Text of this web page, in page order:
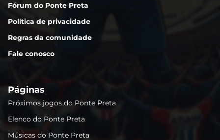
Fórum do Ponte Preta
Política de privacidade
Regras da comunidade
Fale conosco
Páginas
Próximos jogos do Ponte Preta
Elenco do Ponte Preta
Músicas do Ponte Preta